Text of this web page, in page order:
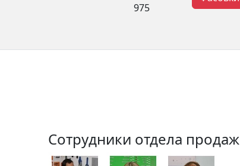
975
Сотрудники отдела продаж